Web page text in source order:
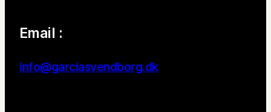
Email :
info@garciasvendborg.dk